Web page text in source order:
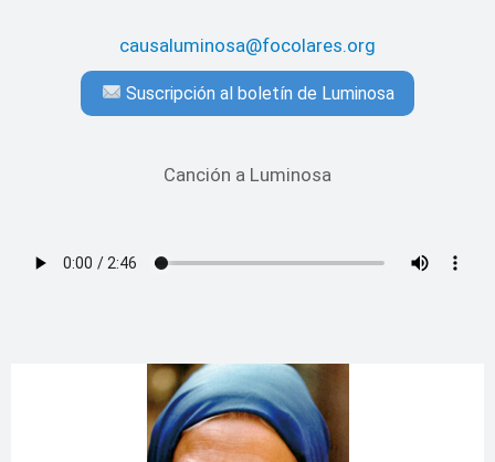
causaluminosa@focolares.org
Suscripción al boletín de Luminosa
Canción a Luminosa